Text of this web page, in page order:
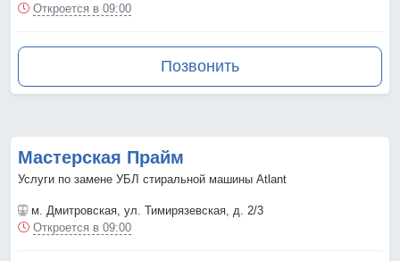
Откроется в 09:00
Позвонить
Мастерская Прайм
Услуги по замене УБЛ стиральной машины Atlant
м. Дмитровская, ул. Тимирязевская, д. 2/3
Откроется в 09:00